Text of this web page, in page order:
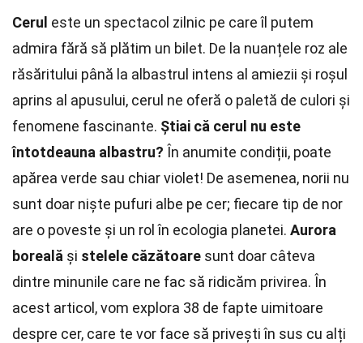
Cerul este un spectacol zilnic pe care îl putem
admira fără să plătim un bilet. De la nuanțele roz ale
răsăritului până la albastrul intens al amiezii și roșul
aprins al apusului, cerul ne oferă o paletă de culori și
fenomene fascinante. Știai că cerul nu este
întotdeauna albastru? În anumite condiții, poate
apărea verde sau chiar violet! De asemenea, norii nu
sunt doar niște pufuri albe pe cer; fiecare tip de nor
are o poveste și un rol în ecologia planetei. Aurora
boreală și stelele căzătoare sunt doar câteva
dintre minunile care ne fac să ridicăm privirea. În
acest articol, vom explora 38 de fapte uimitoare
despre cer, care te vor face să privești în sus cu alți